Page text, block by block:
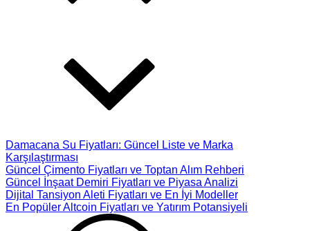
Damacana Su Fiyatları: Güncel Liste ve Marka
Karşılaştırması
Güncel Çimento Fiyatları ve Toptan Alım Rehberi
Güncel İnşaat Demiri Fiyatları ve Piyasa Analizi
Dijital Tansiyon Aleti Fiyatları ve En İyi Modeller
En Popüler Altcoin Fiyatları ve Yatırım Potansiyeli